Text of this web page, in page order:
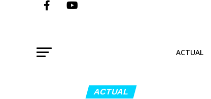
ACTUAL
ACTUAL